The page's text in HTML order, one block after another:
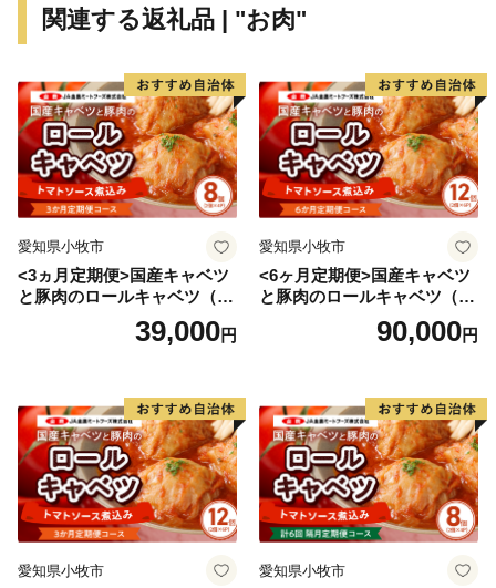
いることを、ぜひご覧ください。
関連する返礼品 | "お肉"
愛知県小牧市
<3ヵ月定期便>国産キャベツ
と豚肉のロールキャベツ（4P
39,000円
愛知県小牧市
<6ヶ月定期便>国産キャベツ
と豚肉のロールキャベツ（6P
90,000円
愛知県小牧市 愛知県小牧市